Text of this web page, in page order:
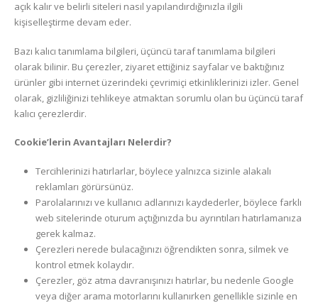
açık kalır ve belirli siteleri nasıl yapılandırdığınızla ilgili
kişiselleştirme devam eder.
Bazı kalıcı tanımlama bilgileri, üçüncü taraf tanımlama bilgileri
olarak bilinir. Bu çerezler, ziyaret ettiğiniz sayfalar ve baktığınız
ürünler gibi internet üzerindeki çevrimiçi etkinliklerinizi izler. Genel
olarak, gizliliğinizi tehlikeye atmaktan sorumlu olan bu üçüncü taraf
kalıcı çerezlerdir.
Cookie’lerin Avantajları Nelerdir?
Tercihlerinizi hatırlarlar, böylece yalnızca sizinle alakalı
reklamları görürsünüz.
Parolalarınızı ve kullanıcı adlarınızı kaydederler, böylece farklı
web sitelerinde oturum açtığınızda bu ayrıntıları hatırlamanıza
gerek kalmaz.
Çerezleri nerede bulacağınızı öğrendikten sonra, silmek ve
kontrol etmek kolaydır.
Çerezler, göz atma davranışınızı hatırlar, bu nedenle Google
veya diğer arama motorlarını kullanırken genellikle sizinle en